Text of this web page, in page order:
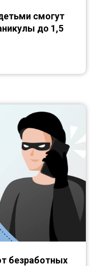
смогут
до 1,5
безработных